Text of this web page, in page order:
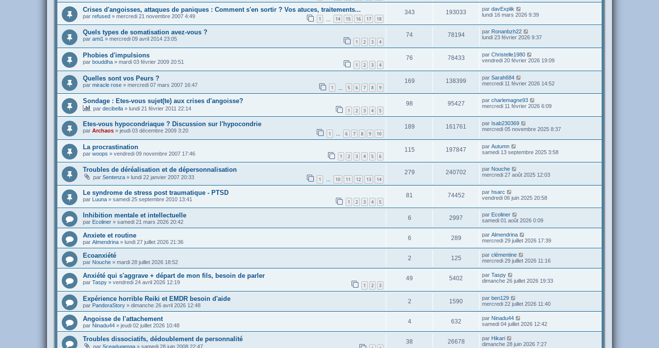
Crises d'angoisses, attaques de paniques : Comment s'en sortir ? Vos atuces, traitements...
par refused » mercredi 21 novembre 2007 4:49 1 14 15 16 17 18
343 193033 par davExplik
lundi 16 mars 2026 9:39
Quels types de somatisation avez-vous ?
par ami1 » mercredi 09 avril 2014 23:05 1 2 3 4
74 78194 par Ronanbzh22
lundi 23 février 2026 9:37
Phobies d'impulsions
par bouddha » mardi 03 février 2009 20:51 1 2 3 4
76 78433 par Christelle1980
vendredi 20 février 2026 19:09
Quelles sont vos Peurs ?
par miracle rose » mercredi 07 mars 2007 16:47 1 5 6 7 8 9
169 138399 par Sarah684
mercredi 11 février 2026 14:52
Sondage : Etes-vous sujet(te) aux crises d'angoisse?
par decibella » lundi 21 février 2011 22:14 1 2 3 4 5
98 95427 par charlemagne93
mercredi 11 février 2026 6:09
Etes-vous hypocondriaque ? Discussion sur l'hypocondrie
par Archaos » jeudi 03 décembre 2009 3:20 1 6 7 8 9 10
189 161761 par Isab230369
mercredi 05 novembre 2025 8:37
La procrastination
par woops » vendredi 09 novembre 2007 17:46 1 2 3 4 5 6
115 197847 par Autumn
samedi 13 septembre 2025 3:58
Troubles de déréalisation et de dépersonnalisation
par Sentenza » lundi 22 janvier 2007 20:33 1 … 10 11 12 13 14
279 240702 par Nouche
mercredi 27 août 2025 12:03
Le syndrome de stress post traumatique - PTSD
par Luuna » samedi 25 septembre 2010 13:41 1 2 3 4 5
81 74452 par hsarc
vendredi 06 juin 2025 20:58
Inhibition mentale et intellectuelle
par Ecoliner » samedi 21 mars 2026 20:42
6 2997 par Ecoliner
samedi 01 août 2026 0:09
Anxiete et routine
par Almendrina » lundi 27 juillet 2026 21:36
6 289 par Almendrina
mercredi 29 juillet 2026 17:39
Ecoanxiété
par Nouche » mardi 28 juillet 2026 18:52
2 125 par clémentine
mercredi 29 juillet 2026 11:16
Anxiété qui s'aggrave + départ de mon fils, besoin de parler
par Taspy » vendredi 24 avril 2026 12:19 1 2 3
49 5402 par Taspy
dimanche 26 juillet 2026 19:33
Expérience horrible Reiki et EMDR besoin d'aide
par PandoraStory » dimanche 26 avril 2026 12:48
2 1590 par ben129
mercredi 22 juillet 2026 11:40
Angoisse de l'attachement
par Ninadu44 » jeudi 02 juillet 2026 10:48
4 632 par Ninadu44
samedi 04 juillet 2026 12:42
Troubles dissociatifs, dédoublement de personnalité
par Sceadugenga » samedi 28 juin 2008 22:47
38 26678 par Hikari
dimanche 28 juin 2026 7:27